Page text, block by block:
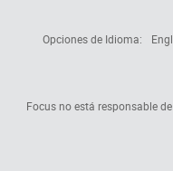
Opciones de Idioma:
Focus no está responsable